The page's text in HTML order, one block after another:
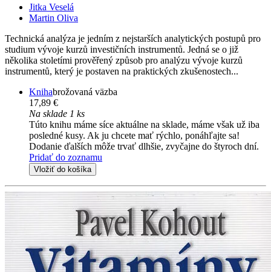
Jitka Veselá
Martin Oliva
Technická analýza je jedním z nejstarších analytických postupů pro
studium vývoje kurzů investičních instrumentů. Jedná se o již
několika stoletími prověřený způsob pro analýzu vývoje kurzů
instrumentů, který je postaven na praktických zkušenostech...
Knihabrožovaná väzba
17,89 €
Na sklade 1 ks
Túto knihu máme síce aktuálne na sklade, máme však už iba
posledné kusy. Ak ju chcete mať rýchlo, ponáhľajte sa!
Dodanie ďalších môže trvať dlhšie, zvyčajne do štyroch dní.
Pridať do zoznamu
Vložiť do košíka